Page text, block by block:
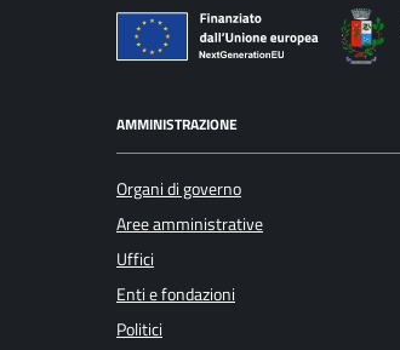
AMMINISTRAZIONE
Organi di governo
Aree amministrative
Uffici
Enti e fondazioni
Politici